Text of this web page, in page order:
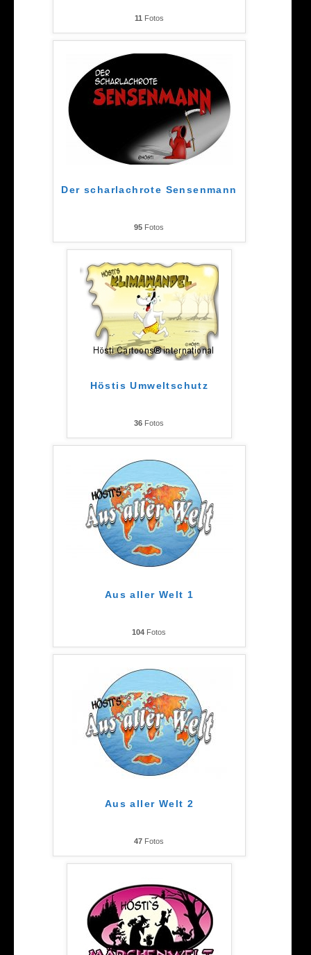
11 Fotos
Der scharlachrote Sensenmann
95 Fotos
Höstis Umweltschutz
36 Fotos
Aus aller Welt 1
104 Fotos
Aus aller Welt 2
47 Fotos